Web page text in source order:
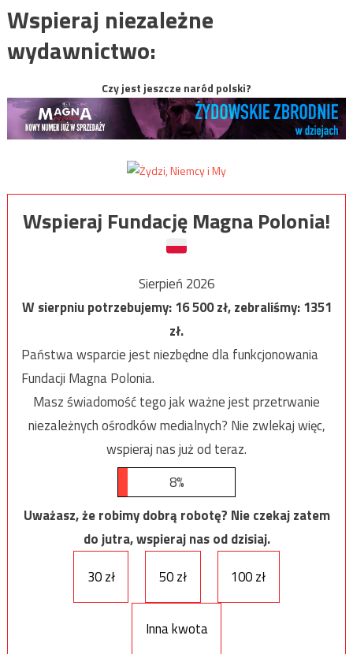
Wspieraj niezależne
wydawnictwo:
Czy jest jeszcze naród polski?
Wspieraj Fundację Magna Polonia!
Sierpień 2026
W sierpniu potrzebujemy:16 500zł, zebraliśmy:1351
zł.
Państwa wsparcie jest niezbędne dla funkcjonowania
Fundacji Magna Polonia.
Masz świadomość tego jak ważne jest przetrwanie
niezależnych ośrodków medialnych? Nie zwlekaj więc,
wspieraj nas już od teraz.
8%
Uważasz, że robimy dobrą robotę? Nie czekaj zatem
do jutra, wspieraj nas od dzisiaj.
30 zł
50 zł 100 zł
Inna kwota